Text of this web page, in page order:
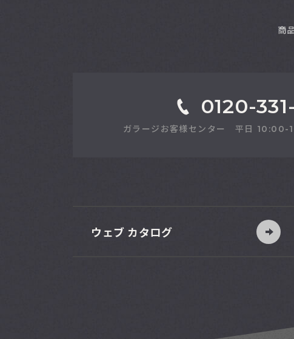
商
0120-
ガラージお客様センター 平日
ウェブ カタログ